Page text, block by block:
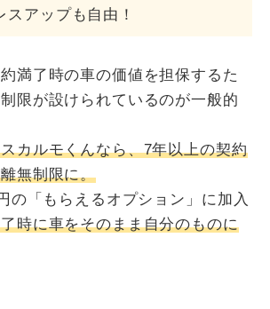
スアップも自由！
満了時の車の価値を担保するた
限が設けられているのが一般的
カルモくんなら、7年以上の契約
無制限に。
の「もらえるオプション」に加入
時に車をそのまま自分のものに